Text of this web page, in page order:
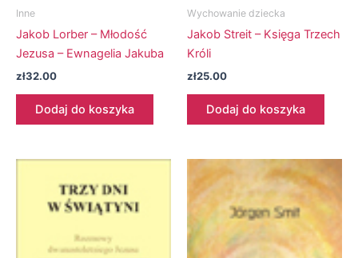
Inne
Jakob Lorber – Młodość
Jezusa – Ewnagelia Jakuba
zł32.00
Dodaj do koszyka
Wychowanie dziecka
Jakob Streit – Księga Trzech
Króli
zł25.00
Dodaj do koszyka